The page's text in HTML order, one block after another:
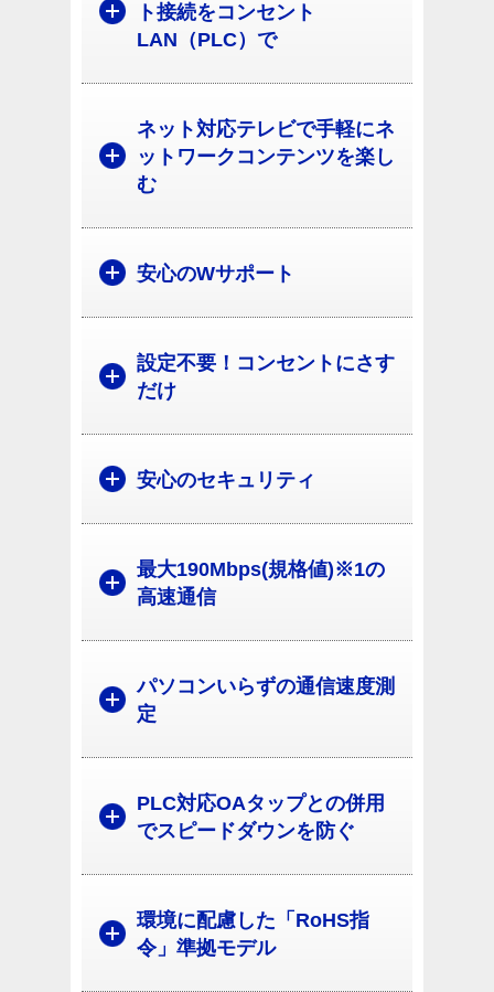
ト接続をコンセント
LAN（PLC）で
ネット対応テレビで手軽にネ
ットワークコンテンツを楽し
む
安心のWサポート
設定不要！コンセントにさす
だけ
安心のセキュリティ
最大190Mbps(規格値)※1の
高速通信
パソコンいらずの通信速度測
定
PLC対応OAタップとの併用
でスピードダウンを防ぐ
環境に配慮した「RoHS指
令」準拠モデル